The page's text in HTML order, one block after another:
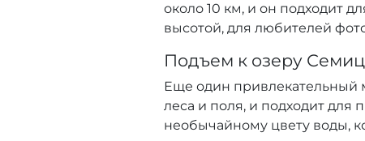
около 10 км, и он подходит
высотой, для любителей
Подъем к озеру
Еще один привлекательный
леса и поля, и подходит для
необычайному цвету воды,